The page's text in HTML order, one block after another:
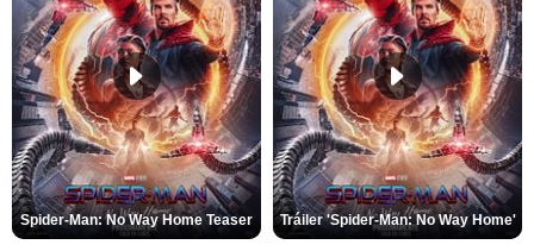
Spider-Man: No Way Home Teaser Tráiler 'Spider-Man: No Way Home'